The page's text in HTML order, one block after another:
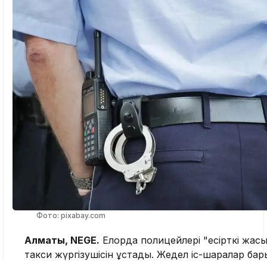
Фото: pixabay.com
Алматы, NEGE. Елорда полицейлері "есірткі
такси жүргізушісін ұстады. Жедел іс-шаралар